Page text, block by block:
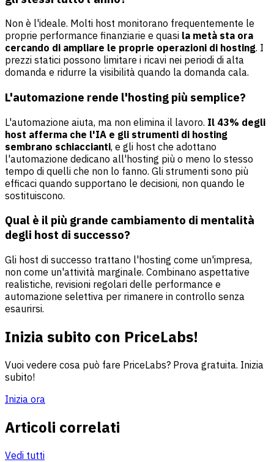
Non è l'ideale. Molti host monitorano frequentemente le
proprie performance finanziarie e quasi la metà sta ora
cercando di ampliare le proprie operazioni di hosting. I
prezzi statici possono limitare i ricavi nei periodi di alta
domanda e ridurre la visibilità quando la domanda cala.
L'automazione rende l'hosting più semplice?
L'automazione aiuta, ma non elimina il lavoro. Il 43% degli
host afferma che l'IA e gli strumenti di hosting
sembrano schiaccianti, e gli host che adottano
l'automazione dedicano all'hosting più o meno lo stesso
tempo di quelli che non lo fanno. Gli strumenti sono più
efficaci quando supportano le decisioni, non quando le
sostituiscono.
Qual è il più grande cambiamento di mentalità
degli host di successo?
Gli host di successo trattano l'hosting come un'impresa,
non come un'attività marginale. Combinano aspettative
realistiche, revisioni regolari delle performance e
automazione selettiva per rimanere in controllo senza
esaurirsi.
Inizia subito con PriceLabs!
Vuoi vedere cosa può fare PriceLabs? Prova gratuita. Inizia
subito!
Inizia ora
Articoli correlati
Vedi tutti